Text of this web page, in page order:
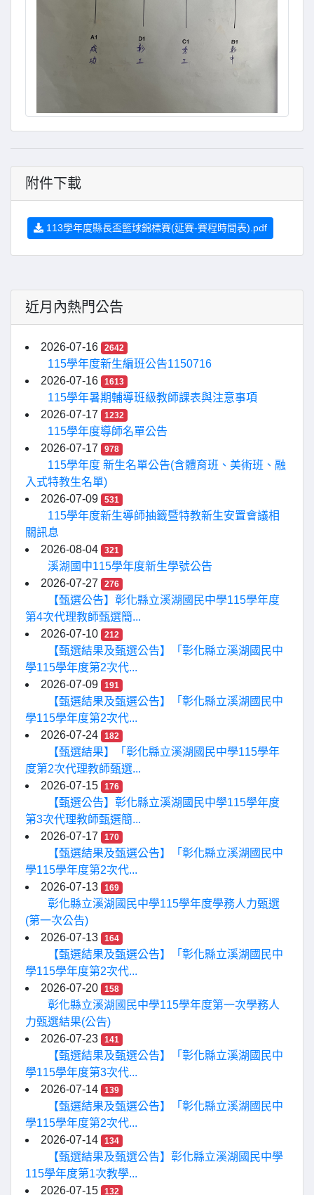
附件下載
113學年度縣長盃籃球錦標賽(延賽-賽程時間表).pdf
近月內熱門公告
2026-07-16 2642
115學年度新生編班公告1150716
2026-07-16
1613
115學年暑期輔導班級教師課表與注意事項
2026-07-17
1232
115學年度導師名單公告
2026-07-17
978
115學年度 新生名單公告(含體育班、美術班、融
入式特教生名單)
2026-07-09
531
115學年度新生導師抽籤暨特教新生安置會議相
關訊息
2026-08-04
321
溪湖國中115學年度新生學號公告
2026-07-27
276
【甄選公告】彰化縣立溪湖國民中學115學年度
第4次代理教師甄選簡...
2026-07-10
212
【甄選結果及甄選公告】「彰化縣立溪湖國民中
學115學年度第2次代...
2026-07-09
191
【甄選結果及甄選公告】「彰化縣立溪湖國民中
學115學年度第2次代...
2026-07-24
182
【甄選結果】「彰化縣立溪湖國民中學115學年
度第2次代理教師甄選...
2026-07-15
176
【甄選公告】彰化縣立溪湖國民中學115學年度
第3次代理教師甄選簡...
2026-07-17
170
【甄選結果及甄選公告】「彰化縣立溪湖國民中
學115學年度第2次代...
2026-07-13
169
彰化縣立溪湖國民中學115學年度學務人力甄選
(第一次公告)
2026-07-13
164
【甄選結果及甄選公告】「彰化縣立溪湖國民中
學115學年度第2次代...
2026-07-20
158
彰化縣立溪湖國民中學115學年度第一次學務人
力甄選結果(公告)
2026-07-23
141
【甄選結果及甄選公告】「彰化縣立溪湖國民中
學115學年度第3次代...
2026-07-14
139
【甄選結果及甄選公告】「彰化縣立溪湖國民中
學115學年度第2次代...
2026-07-14
134
【甄選結果及甄選公告】彰化縣立溪湖國民中學
115學年度第1次教學...
2026-07-15
132